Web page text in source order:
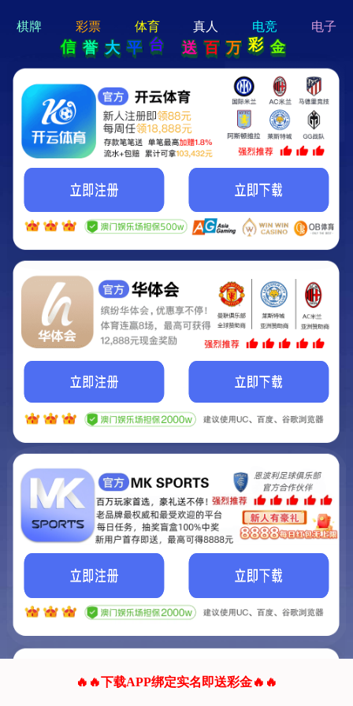
hi 💗
Hey Guys!
我们即将上线啦...
我们的网站正在建设.
它将是非常棒的网站.
联系我们!